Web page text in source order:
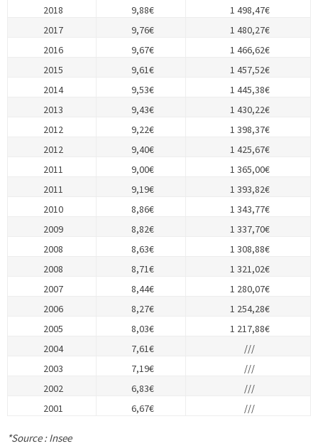
2018 9,88€
1 498,47€
2017
9,76€
1 480,27€
2016
9,67€
1 466,62€
2015
9,61€
1 457,52€
2014
9,53€
1 445,38€
2013
9,43€
1 430,22€
2012
9,22€
1 398,37€
2012
9,40€
1 425,67€
2011
9,00€
1 365,00€
2011
9,19€
1 393,82€
2010
8,86€
1 343,77€
2009
8,82€
1 337,70€
2008
8,63€
1 308,88€
2008
8,71€
1 321,02€
2007
8,44€
1 280,07€
2006
8,27€
1 254,28€
2005
8,03€
1 217,88€
2004
7,61€
///
2003
7,19€
///
2002
6,83€
///
2001
6,67€ ///
*Source : Insee